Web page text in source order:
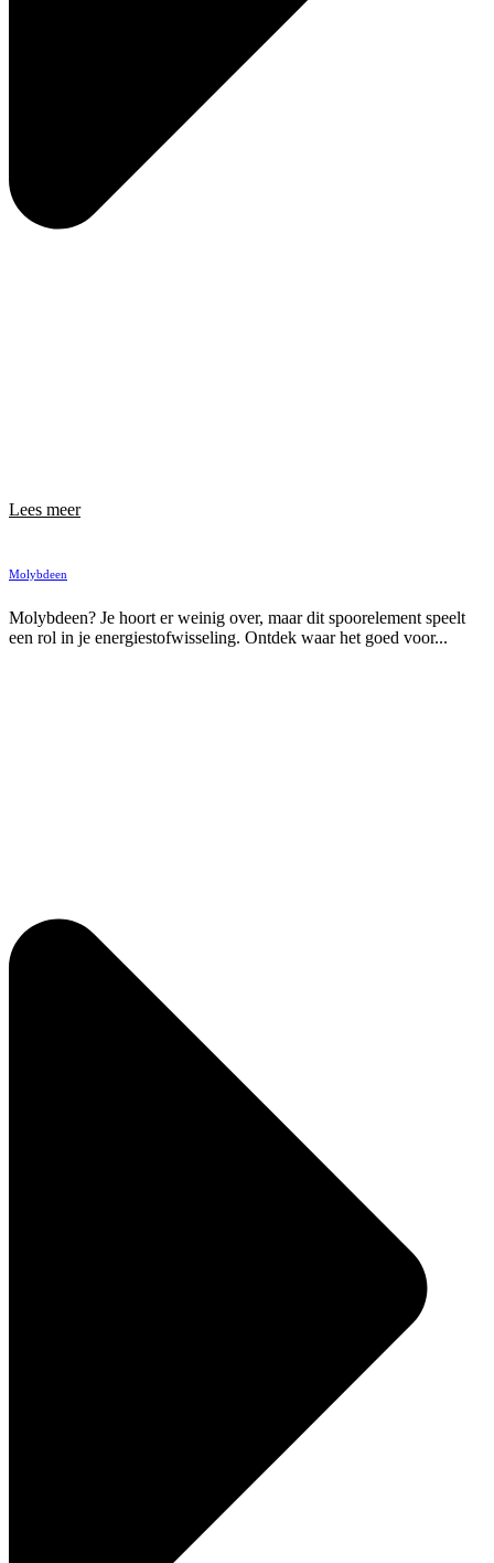
Lees meer
Molybdeen
Molybdeen? Je hoort er weinig over, maar dit spoorelement speelt
een rol in je energiestofwisseling. Ontdek waar het goed voor...